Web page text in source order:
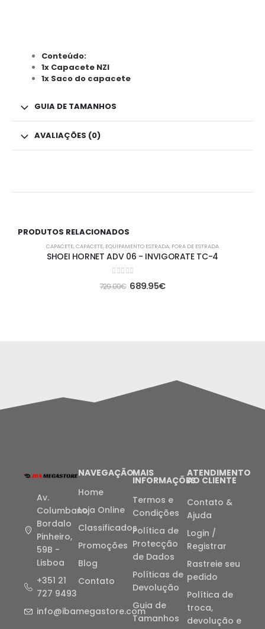
Conteúdo:
1x Capacete NZI
1x Saco do capacete
GUIA DE TAMANHOS
AVALIAÇÕES (0)
PRODUTOS RELACIONADOS
CAPACETE,CAPACETE, EQUIPAMENTO ESTRADA, FORA DE ESTRADA
SHOEI HORNET ADV 06 - INVIGORATE TC-4
out of 5
729.00€ 689.95€
Av.
Columbano
Bordalo
Pinheiro,
59B -
Lisboa
+351 21
727 9493
info@ibamegastore.com
NAVEGAÇÃO
Home
Loja Online
Classificados
Promoções
Blog
Contato
MAIS
INFORMAÇÕES
Termos e
Condições
Política de
Protecção
de Dados
Políticas de
Devolução
Guia de
Tamanhos
ATENDIMENTO
AO CLIENTE
Contato &
Ajuda
Login /
Registrar
Rastreie seu
pedido
Política de
troca,
devolução e